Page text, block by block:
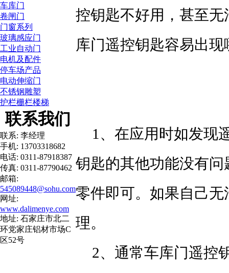
车库门
卷闸门
门窗系列
玻璃感应门
工业自动门
电机及配件
停车场产品
电动伸缩门
不锈钢雕塑
护栏栅栏楼梯
联系我们
联系: 李经理
手机: 13703318682
电话: 0311-87918387
传真: 0311-87790462
邮箱:
545089448@sohu.com
网址:
www.dalimenye.com
地址: 石家庄市北二
环党家庄铝材市场C
区52号
控钥匙不好用，甚至
库门遥控钥匙容易出
1、在应用时如发现
钥匙的其他功能没有
零件即可。如果自己
理。
2、通常车库门遥控